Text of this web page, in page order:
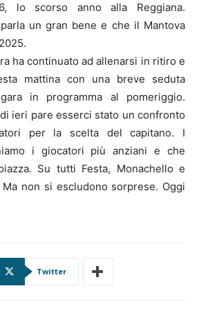
lo scorso anno alla Reggiana.
un gran bene e che il Mantova
ha continuato ad allenarsi in ritiro e
mattina con una breve seduta
in programma al pomeriggio.
ieri pare esserci stato un confronto
per la scelta del capitano. I
i giocatori più anziani e che
Su tutti Festa, Monachello e
non si escludono sorprese. Oggi
Twitter